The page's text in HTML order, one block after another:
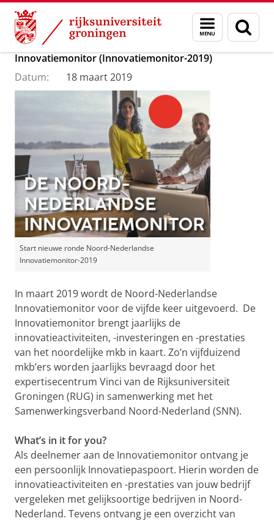
Skip
Content
Skip
Navigation
Menu
en
zoeken
Department of Innovation Management &
Start nieuwe ronde Noord-Nederlandse
Innovatiemonitor (Innovatiemonitor-2019)
Datum:
18 maart 2019
Start nieuwe ronde Noord-Nederlandse
Innovatiemonitor-2019
In maart 2019 wordt de Noord-Nederlandse
Innovatiemonitor voor de vijfde keer uitgevoerd. De
Innovatiemonitor brengt jaarlijks de
innovatieactiviteiten, -investeringen en -prestaties
van het noordelijke mkb in kaart. Zo’n vijfduizend
mkb’ers worden jaarlijks bevraagd door het
expertisecentrum Vinci van de Rijksuniversiteit
Groningen (RUG) in samenwerking met het
Samenwerkingsverband Noord-Nederland (SNN).
What’s in it for you?
Als deelnemer aan de Innovatiemonitor ontvang je
een persoonlijk Innovatiepaspoort. Hierin worden de
innovatieactiviteiten en -prestaties van jouw bedrijf
vergeleken met gelijksoortige bedrijven in Noord-
Nederland. Tevens ontvang je een overzicht van